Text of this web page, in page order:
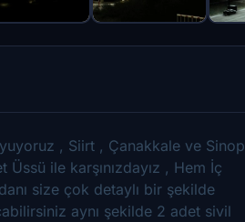
, Siirt , Çanakkale ve Sinop
ile karşınızdayız , Hem İç
size çok detaylı bir şekilde
aynı şekilde 2 adet sivil